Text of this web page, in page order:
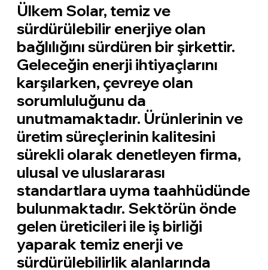
Ülkem Solar, temiz ve
sürdürülebilir enerjiye olan
bağlılığını sürdüren bir şirkettir.
Geleceğin enerji ihtiyaçlarını
karşılarken, çevreye olan
sorumluluğunu da
unutmamaktadır. Ürünlerinin ve
üretim süreçlerinin kalitesini
sürekli olarak denetleyen firma,
ulusal ve uluslararası
standartlara uyma taahhüdünde
bulunmaktadır. Sektörün önde
gelen üreticileri ile iş birliği
yaparak temiz enerji ve
sürdürülebilirlik alanlarında